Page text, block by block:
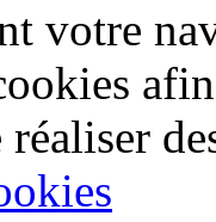
votre